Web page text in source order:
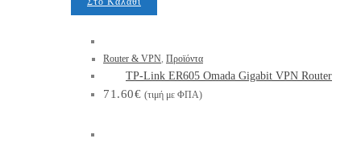
Router & VPN, Προϊόντα
TP-Link ER605 Omada Gigabit VPN Router
71.60€ (τιμή με ΦΠΑ)